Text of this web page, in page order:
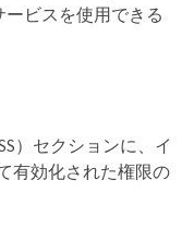
ービスを使用できる
）セクションに、イ
有効化された権限の